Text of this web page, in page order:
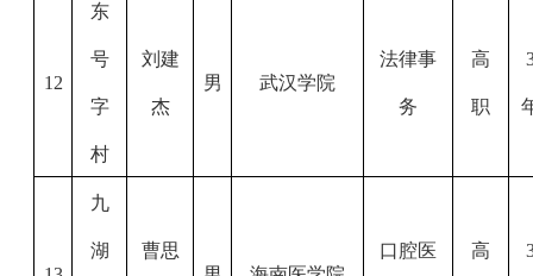
12
东
号
字
村
刘建
杰
男 武汉学院
法律事
务
高
职
九
湖
曹思
口腔医 高